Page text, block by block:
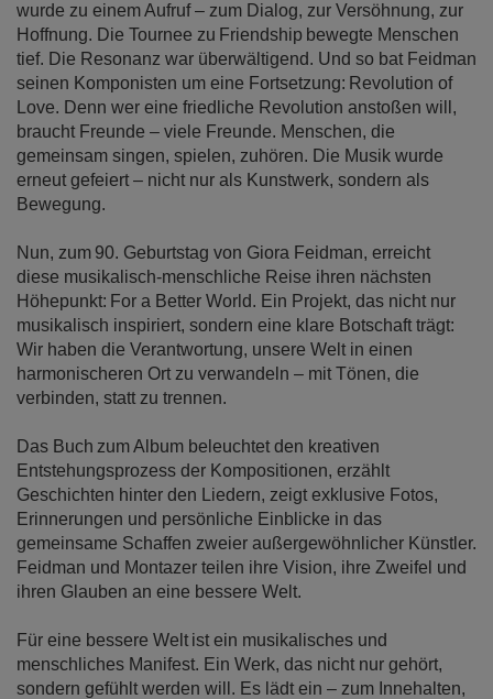
wurde zu einem Aufruf – zum Dialog, zur Versöhnung, zur
Hoffnung. Die Tournee zu Friendship bewegte Menschen
tief. Die Resonanz war überwältigend. Und so bat Feidman
seinen Komponisten um eine Fortsetzung: Revolution of
Love. Denn wer eine friedliche Revolution anstoßen will,
braucht Freunde – viele Freunde. Menschen, die
gemeinsam singen, spielen, zuhören. Die Musik wurde
erneut gefeiert – nicht nur als Kunstwerk, sondern als
Bewegung.
Nun, zum 90. Geburtstag von Giora Feidman, erreicht
diese musikalisch-menschliche Reise ihren nächsten
Höhepunkt: For a Better World. Ein Projekt, das nicht nur
musikalisch inspiriert, sondern eine klare Botschaft trägt:
Wir haben die Verantwortung, unsere Welt in einen
harmonischeren Ort zu verwandeln – mit Tönen, die
verbinden, statt zu trennen.
Das Buch zum Album beleuchtet den kreativen
Entstehungsprozess der Kompositionen, erzählt
Geschichten hinter den Liedern, zeigt exklusive Fotos,
Erinnerungen und persönliche Einblicke in das
gemeinsame Schaffen zweier außergewöhnlicher Künstler.
Feidman und Montazer teilen ihre Vision, ihre Zweifel und
ihren Glauben an eine bessere Welt.
Für eine bessere Welt ist ein musikalisches und
menschliches Manifest. Ein Werk, das nicht nur gehört,
sondern gefühlt werden will. Es lädt ein – zum Innehalten,